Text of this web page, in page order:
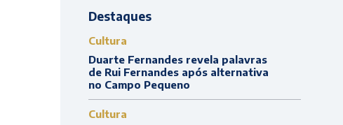
Destaques
Cultura
Duarte Fernandes revela palavras
de Rui Fernandes após alternativa
no Campo Pequeno
Cultura